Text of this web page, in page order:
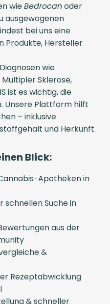
wieBedrocanoder
ausgewogenen
bei uns eine
Produkte, Hersteller
wie
Sklerose,
ist es wichtig, die
Unsere Plattform hilft
– inklusive
und Herkunft.
Blick:
Apotheken in
schnellen Suche in
aus der
&
Rezeptabwicklung
& schneller